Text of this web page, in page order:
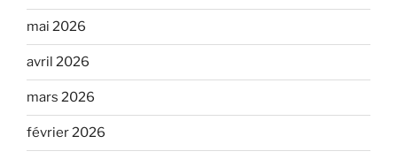
mai 2026
avril 2026
mars 2026
février 2026